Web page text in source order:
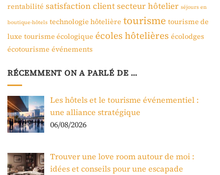
rentabilité satisfaction clientsecteur hôtelier séjours en
boutique-hôtels technologie hôtelière tourisme tourisme de
luxe tourisme écologique écoles hôtelières écolodges
écotourisme événements
RÉCEMMENT ON A PARLÉ DE …
Les hôtels et le tourisme événementiel :
une alliance stratégique
06/08/2026
Trouver une love room autour de moi :
idées et conseils pour une escapade